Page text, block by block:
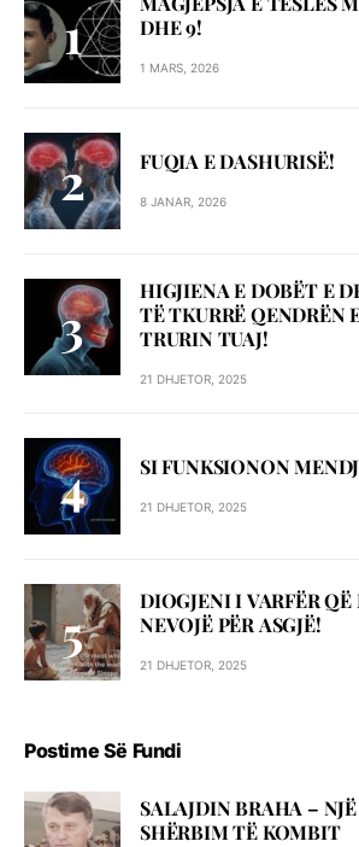
DHE 9!
1 MARS, 2026
FUQIA E DASHURISË!
8 JANAR, 2026
HIGJIENA E DOBËT E
TË TKURRË QENDRËN
TRURIN TUAJ!
21 DHJETOR, 2025
SI FUNKSIONON
21 DHJETOR, 2025
DIOGJENI I VARFËR
NEVOJË PËR ASGJË!
21 DHJETOR, 2025
Postime Së Fundi
SALAJDIN BRAHA –
SHЁRBIM TЁ KOMBIT